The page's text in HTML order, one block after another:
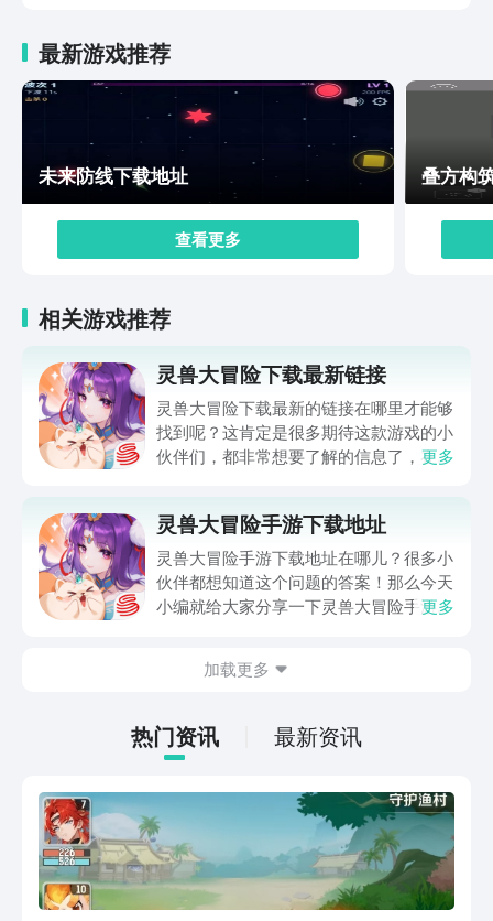
在开启下载之旅前，也建议大家先了解一下这款游戏独具
特色的亮点，可以让玩家的游戏体验更加流畅。
最新游戏推荐
未来防线下载地址
查看更多
叠方构
相关游戏推荐
灵兽大冒险下载最新链接
灵兽大冒险下载最新的链接在哪里才能够
找到呢？这肯定是很多期待这款游戏的小
伙伴们，都非常想要了解的信息了，在这
取更多资源，灵兽大冒险下载的链接本期
小编就分享给大家，希望这次内容可以帮
助到所有小伙伴~
更多
灵兽大冒险手游下载地址
灵兽大冒险手游下载地址在哪儿？很多小
伙伴都想知道这个问题的答案！那么今天
小编就给大家分享一下灵兽大冒险手游的
解这款游戏！话不多说，直接进入正题
更多
加载更多
热门资讯 最新资讯